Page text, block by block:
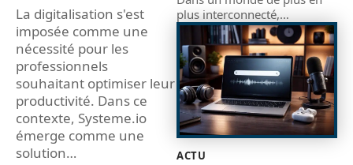
La digitalisation s'est
imposée comme une
nécessité pour les
professionnels
souhaitant optimiser leur
productivité. Dans ce
contexte, Systeme.io
émerge comme une
solution…
plus interconnecté,…
ACTU